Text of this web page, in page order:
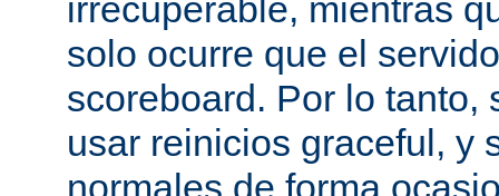
irrecuperable, mientras
solo ocurre que el
scoreboard. Por lo tanto,
usar reinicios graceful, y
normales de forma